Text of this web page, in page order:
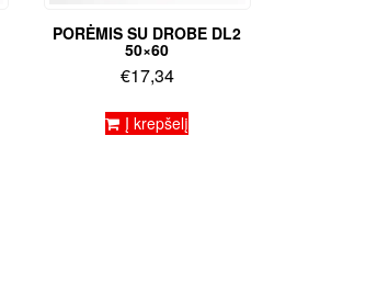
PORĖMIS SU DROBE DL2
50×60
€17,34
Į krepšelį